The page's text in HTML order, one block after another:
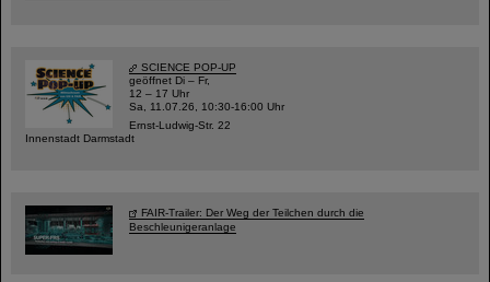
SCIENCE POP-UP
geöffnet Di – Fr,
12 – 17 Uhr
Sa, 11.07.26, 10:30-16:00 Uhr
Ernst-Ludwig-Str. 22
Innenstadt Darmstadt
FAIR-Trailer: Der Weg der Teilchen durch die
Beschleunigeranlage